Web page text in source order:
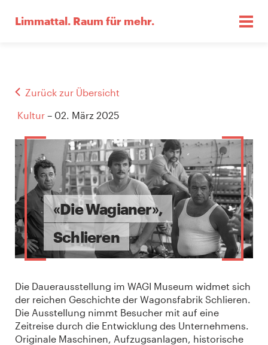
Limmattal. Raum für mehr.
Zurück zur Übersicht
Kultur – 02. März 2025
«Die Wagianer»,
Schlieren
Die Dauerausstellung im WAGI Museum widmet sich
der reichen Geschichte der Wagonsfabrik Schlieren.
Die Ausstellung nimmt Besucher mit auf eine
Zeitreise durch die Entwicklung des Unternehmens.
Originale Maschinen, Aufzugsanlagen, historische